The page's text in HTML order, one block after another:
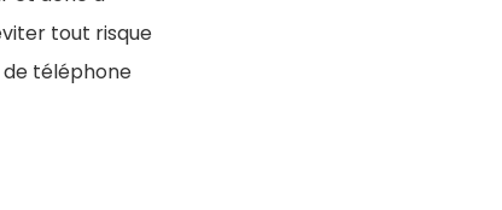
tout risque
téléphone